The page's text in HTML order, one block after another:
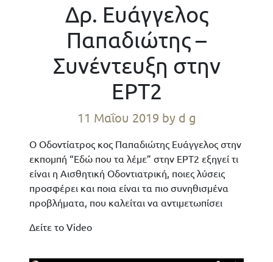
Δρ. Ευάγγελος
Παπαδιώτης –
Συνέντευξη στην
ΕΡΤ2
11 Μαΐου 2019 by d g
Ο Οδοντίατρος κος Παπαδιώτης Ευάγγελος στην
εκπομπή “Εδώ που τα λέμε” στην ΕΡΤ2 εξηγεί τι
είναι η Αισθητική Οδοντιατρική, ποιες λύσεις
προσφέρει και ποια είναι τα πιο συνηθισμένα
προβλήματα, που καλείται να αντιμετωπίσει
Δείτε το Video